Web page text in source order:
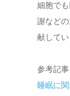
細胞で
謝など
献してい
参考記事
睡眠に